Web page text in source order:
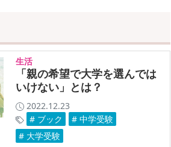
生活
「親の希望で大学を選んでは
いけない」とは？
2022.12.23
# ブック
# 中学受験
# 大学受験